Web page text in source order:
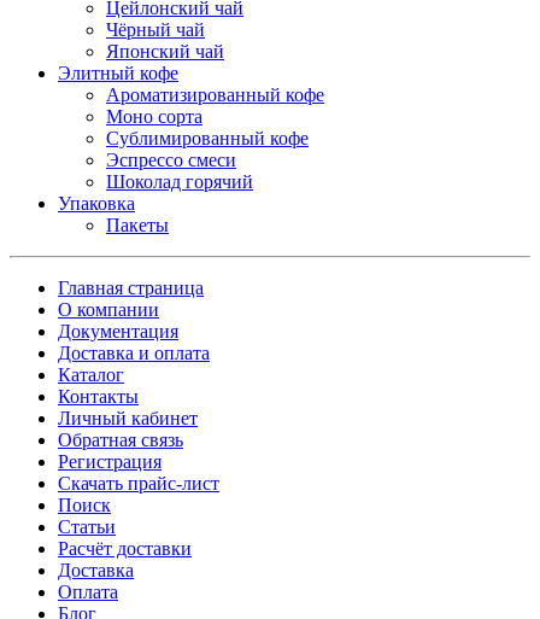
Цейлонский чай
Чёрный чай
Японский чай
Элитный кофе
Ароматизированный кофе
Моно сорта
Сублимированный кофе
Эспрессо смеси
Шоколад горячий
Упаковка
Пакеты
Главная страница
О компании
Документация
Доставка и оплата
Каталог
Контакты
Личный кабинет
Обратная связь
Регистрация
Скачать прайс-лист
Поиск
Статьи
Расчёт доставки
Доставка
Оплата
Блог